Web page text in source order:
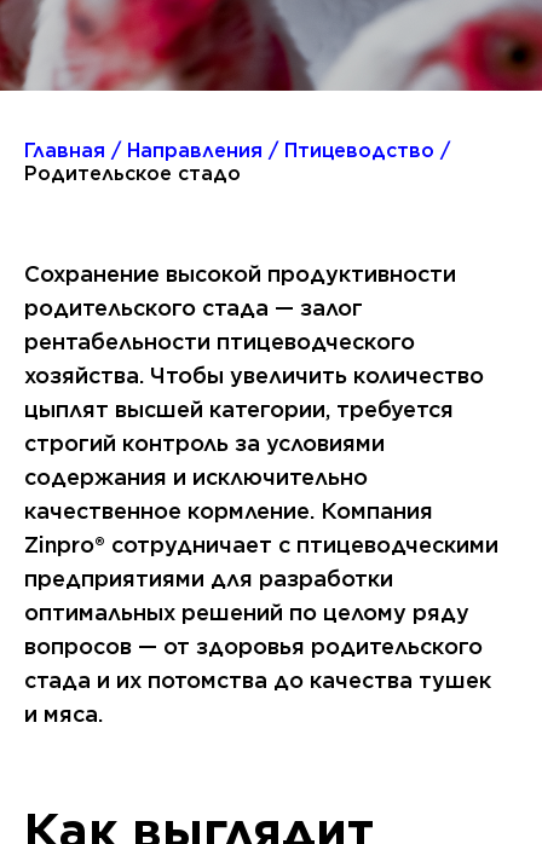
Главная Направления
Птицеводство
Родительское стадо
Сохранение высокой продуктивности
родительского стада — залог
рентабельности птицеводческого
хозяйства. Чтобы увеличить количество
цыплят высшей категории, требуется
строгий контроль за условиями
содержания и исключительно
качественное кормление. Компания
Zinpro® сотрудничает с птицеводческими
предприятиями для разработки
оптимальных решений по целому ряду
вопросов — от здоровья родительского
стада и их потомства до качества тушек
и мяса.
Как выглядит